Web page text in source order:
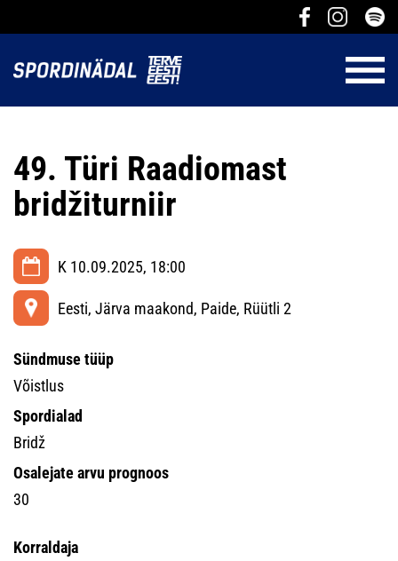
49. Türi Raadiomast
bridžiturniir
K 10.09.2025, 18:00
Eesti, Järva maakond, Paide, Rüütli 2
Sündmuse tüüp
Võistlus
Spordialad
Bridž
Osalejate arvu prognoos
30
Korraldaja